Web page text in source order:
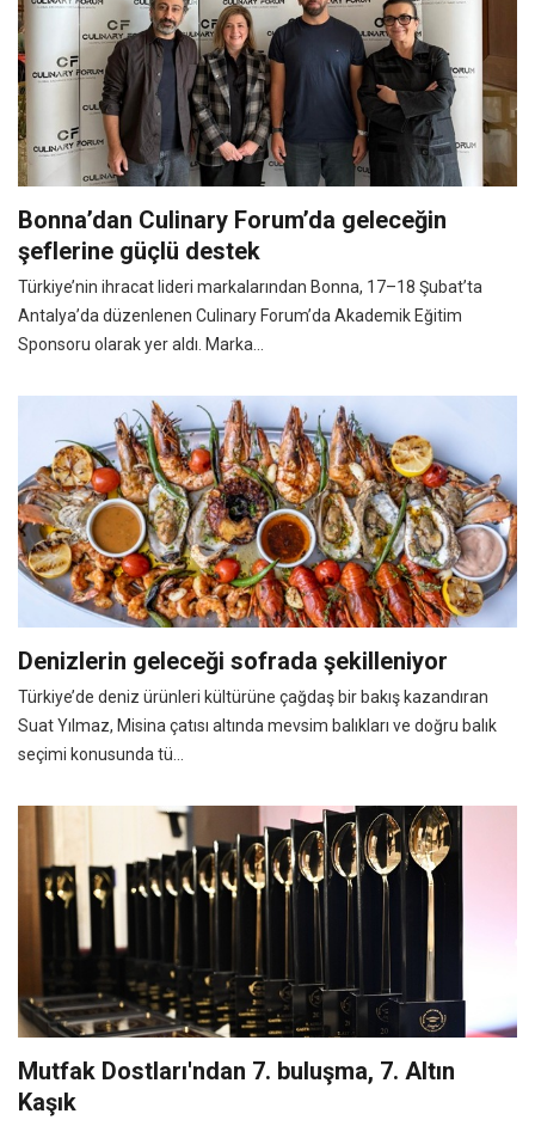
Bonna’dan Culinary Forum’da geleceğin
şeflerine güçlü destek
Türkiye’nin ihracat lideri markalarından Bonna, 17–18 Şubat’ta
Antalya’da düzenlenen Culinary Forum’da Akademik Eğitim
Sponsoru olarak yer aldı. Marka...
Denizlerin geleceği sofrada şekilleniyor
Türkiye’de deniz ürünleri kültürüne çağdaş bir bakış kazandıran
Suat Yılmaz, Misina çatısı altında mevsim balıkları ve doğru balık
seçimi konusunda tü...
Mutfak Dostları'ndan 7. buluşma, 7. Altın
Kaşık